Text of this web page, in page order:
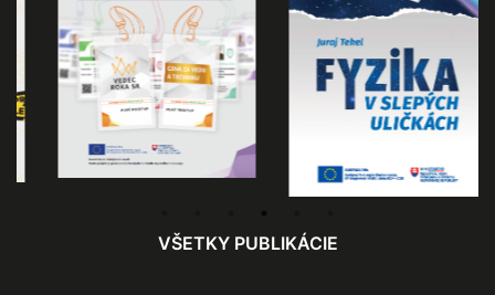
VŠETKY PUBLIKÁCIE